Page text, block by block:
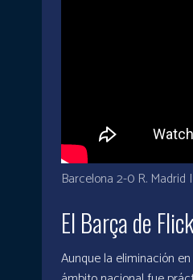
Barcelona 2-0 R. Madrid
El Barça de
Aunque la eliminación